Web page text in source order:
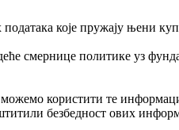
које пружају њени
смернице политике уз
користити те
безбедност ових